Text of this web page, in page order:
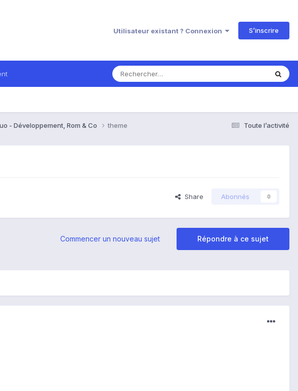
Utilisateur existant ? Connexion S’inscrire
Toute l’activité
- Développement, Rom & Co theme
Share Abonnés 0
Répondre à ce sujet
Commencer un nouveau sujet